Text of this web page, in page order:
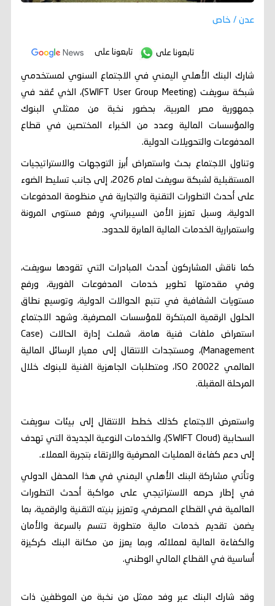
عدن / خاص
تابعونا على تابعونا على
شارك البنك الأهلي اليمني في الاجتماع السنوي لمستخدمي
شبكة سويفت (SWIFT User Group Meeting)، الذي عُقد في
جمهورية مصر العربية، بحضور نخبة من ممثلي البنوك
والمؤسسات المالية وعدد من الخبراء المختصين في قطاع
المدفوعات والتحويلات الدولية.
وتناول الاجتماع بحث واستعراض أبرز التوجهات والاستراتيجيات
المستقبلية لشبكة سويفت لعام 2026، إلى جانب تسليط الضوء
على أحدث التطورات التقنية والتجارية في منظومة المدفوعات
الدولية، وسبل تعزيز الأمن السيبراني، ورفع مستوى المرونة
واستمرارية الخدمات المالية العابرة للحدود.
كما ناقش المشاركون أحدث المبادرات التي تقودها سويفت،
وفي مقدمتها تطوير خدمات المدفوعات الفورية، ورفع
مستويات الشفافية في تتبع الحوالات الدولية، وتوسيع نطاق
الحلول الرقمية المبتكرة للمؤسسات المصرفية. وشهد الاجتماع
استعراض ملفات فنية هامة، شملت إدارة الحالات (Case
Management)، ومستجدات الانتقال إلى معيار الرسائل المالية
العالمي ISO 20022، ومتطلبات الجاهزية الفنية للبنوك خلال
المرحلة المقبلة.
واستعرض الاجتماع كذلك خطط الانتقال إلى بيئات سويفت
السحابية (SWIFT Cloud)، والخدمات النوعية الجديدة التي تهدف
إلى دعم كفاءة العمليات المصرفية والارتقاء بتجربة العملاء.
وتأتي مشاركة البنك الأهلي اليمني في هذا المحفل الدولي
في إطار حرصه الاستراتيجي على مواكبة أحدث التطورات
العالمية في القطاع المصرفي، وتعزيز بنيته التقنية والرقمية، بما
يضمن تقديم خدمات مالية متطورة تتسم بالسرعة والأمان
والكفاءة العالية لعملائه، وبما يعزز من مكانة البنك كركيزة
أساسية في القطاع المالي الوطني.
وقد شارك البنك عبر وفد ممثل من نخبة من الموظفين ذات